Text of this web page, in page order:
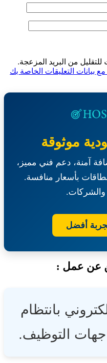
من البريد المزعجة.
التعليقات الخاصة بك
موثوقة
دعم فني مميز،
بأسعار منافسة.
أفضل
عمل :
بانتظام
التوظيف.